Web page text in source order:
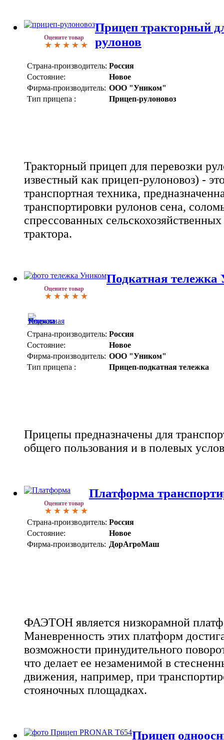
Оцените товар
Прицеп тракторный
рулонов
Страна-производитель: Россия
Состояние:
Новое
Фирма-производитель: ООО "Уником"
Тип прицепа :
Прицеп-рулоновоз
Тракторный прицеп для перевозки
известный как прицеп-рулоновоз) -
транспортная техника,
транспортировки рулонов сена,
спрессованных
трактора.
Оцените товар
Подкатная тележка
Страна-производитель: Россия
Состояние:
Новое
Фирма-производитель: ООО "Уником"
Тип прицепа :
Прицеп-подкатная тележка
Прицепы предназначены для
общего пользования и в полевых
Оцените товар
Платформа
Страна-производитель: Россия
Состояние:
Новое
Фирма-производитель: ДорАгроМаш
ФАЭТОН является низкорамной
Маневренность этих платформ
возможности принудительного
что делает ее незаменимой в
движения, например, при
стояночных площадках.
Прицеп